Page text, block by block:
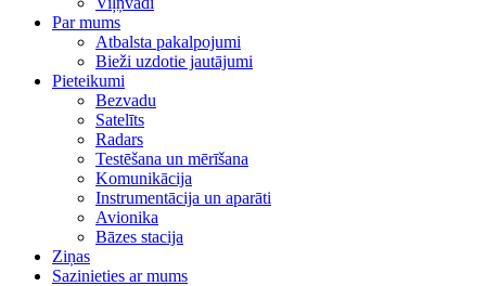
Par mums
Atbalsta pakalpojumi
Bieži uzdotie jautājumi
Pieteikumi
Bezvadu
Satelīts
Radars
Testēšana un mērīšana
Komunikācija
Instrumentācija un aparāti
Avionika
Bāzes stacija
Ziņas
Sazinieties ar mums